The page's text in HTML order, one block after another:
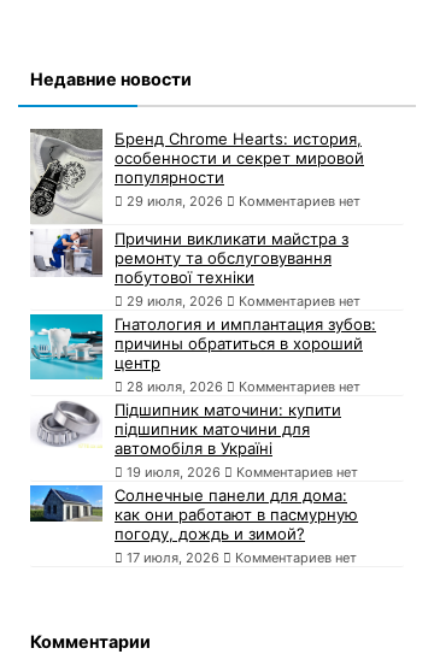
Недавние новости
Бренд Chrome Hearts: история,
особенности и секрет мировой
популярности
29 июля, 2026 Комментариев нет
Причини викликати майстра з
ремонту та обслуговування
побутової техніки
29 июля, 2026 Комментариев нет
Гнатология и имплантация зубов:
причины обратиться в хороший
центр
28 июля, 2026 Комментариев нет
Підшипник маточини: купити
підшипник маточини для
автомобіля в Україні
19 июля, 2026 Комментариев нет
Солнечные панели для дома:
как они работают в пасмурную
погоду, дождь и зимой?
17 июля, 2026 Комментариев нет
Комментарии